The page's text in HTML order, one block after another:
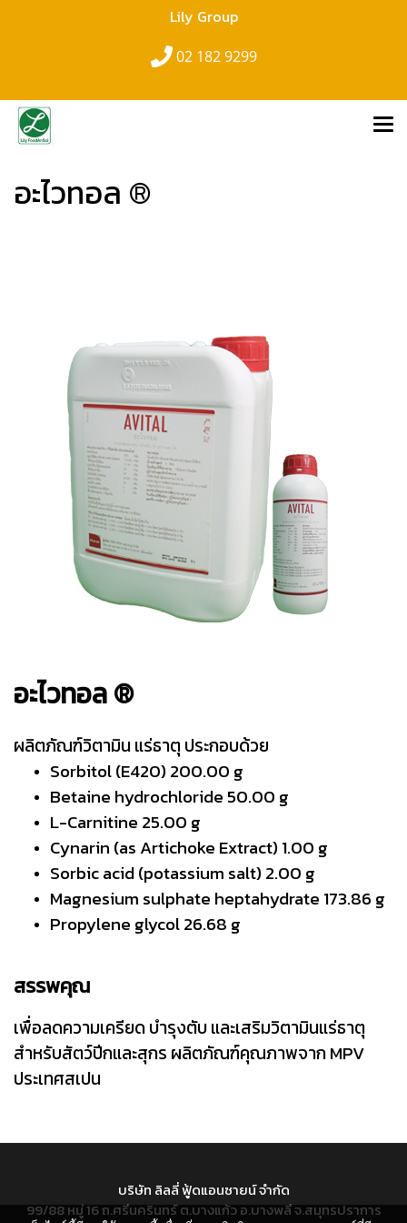
Lily Group
02 182 9299
อะไวทอล ®
อะไวทอล ®
ผลิตภัณฑ์วิตามิน แร่ธาตุ ประกอบด้วย
Sorbitol (E420) 200.00 g
Betaine hydrochloride 50.00 g
L-Carnitine 25.00 g
Cynarin (as Artichoke Extract) 1.00 g
Sorbic acid (potassium salt) 2.00 g
Magnesium sulphate heptahydrate 173.86 g
Propylene glycol 26.68 g
สรรพคุณ
เพื่อลดความเครียด บำรุงตับ และเสริมวิตามินแร่ธาตุ
สำหรับสัตว์ปีกและสุกร ผลิตภัณฑ์คุณภาพจาก MPV
ประเทศสเปน
บริษัท ลิลลี่ ฟู้ดแอนซายน์ จำกัด
99/88 หมู่ 16 ถ.ศรีนครินทร์ ต.บางแก้ว อ.บางพลี จ.สมุทรปราการ